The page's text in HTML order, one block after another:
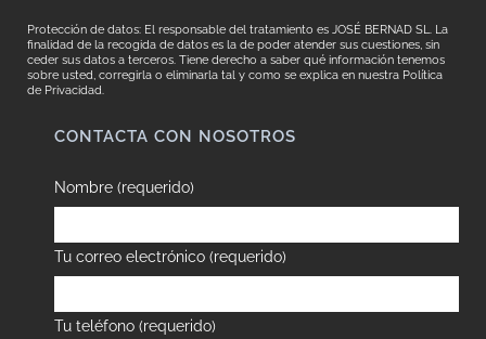
Protección de datos: El responsable del tratamiento es JOSÉ BERNAD SL. La
finalidad de la recogida de datos es la de poder atender sus cuestiones, sin
ceder sus datos a terceros. Tiene derecho a saber qué información tenemos
sobre usted, corregirla o eliminarla tal y como se explica en nuestra Política
de Privacidad.
CONTACTA CON NOSOTROS
Nombre (requerido)
Tu correo electrónico (requerido)
Tu teléfono (requerido)